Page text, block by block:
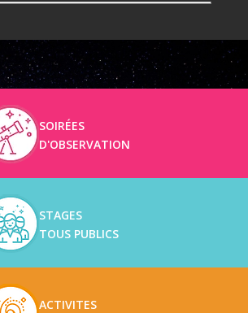
SOIRÉES
D'OBSERVATION
STAGES
TOUS PUBLICS
ACTIVITES